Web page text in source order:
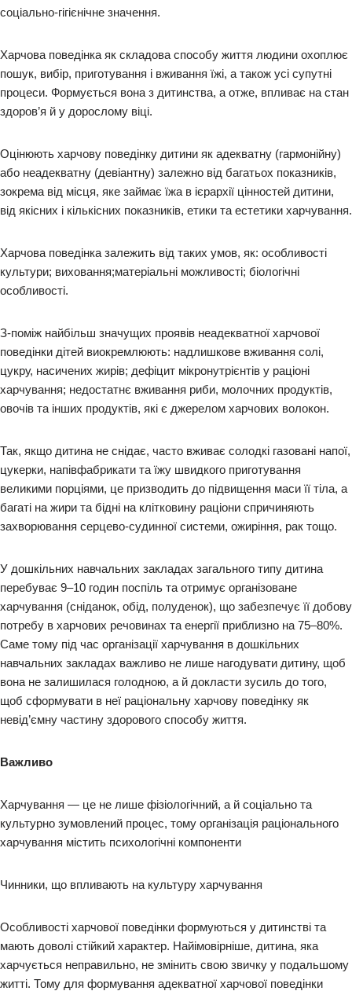
соціально-гігієнічне значення.
Харчова поведінка як складова способу життя людини охоплює
пошук, вибір, приготування і вживання їжі, а також усі супутні
процеси. Формується вона з дитинства, а отже, впливає на стан
здоров’я й у дорослому віці.
Оцінюють харчову поведінку дитини як адекватну (гармонійну)
або неадекватну (девіантну) залежно від багатьох показників,
зокрема від місця, яке займає їжа в ієрархії цінностей дитини,
від якісних і кількісних показників, етики та естетики харчування.
Харчова поведінка залежить від таких умов, як: особливості
культури; виховання;матеріальні можливості; біологічні
особливості.
З-поміж найбільш значущих проявів неадекватної харчової
поведінки дітей виокремлюють: надлишкове вживання солі,
цукру, насичених жирів; дефіцит мікронутрієнтів у раціоні
харчування; недостатнє вживання риби, молочних продуктів,
овочів та інших продуктів, які є джерелом харчових волокон.
Так, якщо дитина не снідає, часто вживає солодкі газовані напої,
цукерки, напівфабрикати та їжу швидкого приготування
великими порціями, це призводить до підвищення маси її тіла, а
багаті на жири та бідні на клітковину раціони спричиняють
захворювання серцево-судинної системи, ожиріння, рак тощо.
У дошкільних навчальних закладах загального типу дитина
перебуває 9–10 годин поспіль та отримує організоване
харчування (сніданок, обід, полуденок), що забезпечує її добову
потребу в харчових речовинах та енергії приблизно на 75–80%.
Саме тому під час організації харчування в дошкільних
навчальних закладах важливо не лише нагодувати дитину, щоб
вона не залишилася голодною, а й докласти зусиль до того,
щоб сформувати в неї раціональну харчову поведінку як
невід’ємну частину здорового способу життя.
Важливо
Харчування — це не лише фізіологічний, а й соціально та
культурно зумовлений процес, тому організація раціонального
харчування містить психологічні компоненти
Чинники, що впливають на культуру харчування
Особливості харчової поведінки формуються у дитинстві та
мають доволі стійкий характер. Найімовірніше, дитина, яка
харчується неправильно, не змінить свою звичку у подальшому
житті. Тому для формування адекватної харчової поведінки